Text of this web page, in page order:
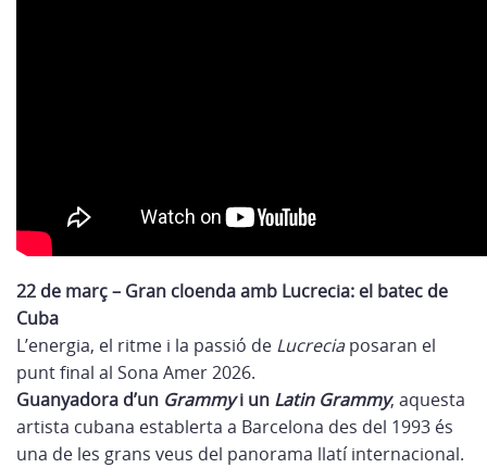
22 de març – Gran cloenda amb Lucrecia: el batec de
Cuba
L’energia, el ritme i la passió de Lucreciaposaran el
punt final al Sona Amer 2026.
Guanyadora d’un Grammyi un Latin Grammy, aquesta
artista cubana establerta a Barcelona des del 1993 és
una de les grans veus del panorama llatí internacional.